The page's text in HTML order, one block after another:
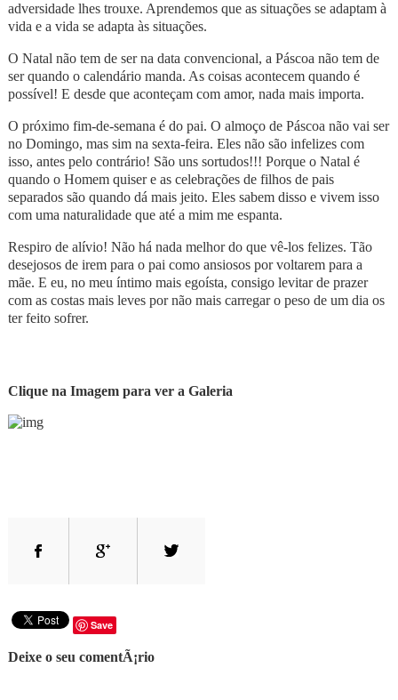
adversidade lhes trouxe. Aprendemos que as situações se adaptam à
vida e a vida se adapta às situações.
O Natal não tem de ser na data convencional, a Páscoa não tem de
ser quando o calendário manda. As coisas acontecem quando é
possível! E desde que aconteçam com amor, nada mais importa.
O próximo fim‑de‑semana é do pai. O almoço de Páscoa não vai ser
no Domingo, mas sim na sexta-feira. Eles não são infelizes com
isso, antes pelo contrário! São uns sortudos!!! Porque o Natal é
quando o Homem quiser e as celebrações de filhos de pais
separados são quando dá mais jeito. Eles sabem disso e vivem isso
com uma naturalidade que até a mim me espanta.
Respiro de alívio! Não há nada melhor do que vê-los felizes. Tão
desejosos de irem para o pai como ansiosos por voltarem para a
mãe. E eu, no meu íntimo mais egoísta, consigo levitar de prazer
com as costas mais leves por não mais carregar o peso de um dia os
ter feito sofrer.
Clique na Imagem para ver a Galeria
Save
Deixe o seu comentÃ¡rio